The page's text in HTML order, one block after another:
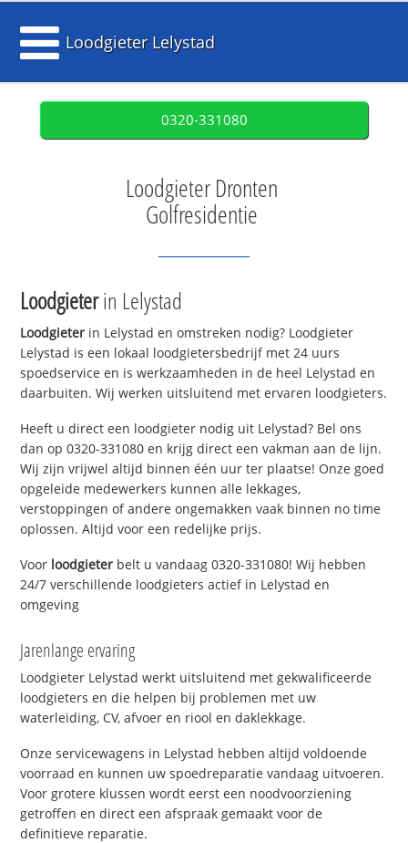
Loodgieter Lelystad
0320-331080
Loodgieter Dronten
Golfresidentie
Loodgieterin Lelystad
Loodgieter in Lelystad en omstreken nodig? Loodgieter
Lelystad is een lokaal loodgietersbedrijf met 24 uurs
spoedservice en is werkzaamheden in de heel Lelystad en
daarbuiten. Wij werken uitsluitend met ervaren loodgieters.
Heeft u direct een loodgieter nodig uit Lelystad? Bel ons
dan op 0320-331080 en krijg direct een vakman aan de lijn.
Wij zijn vrijwel altijd binnen één uur ter plaatse! Onze goed
opgeleide medewerkers kunnen alle lekkages,
verstoppingen of andere ongemakken vaak binnen no time
oplossen. Altijd voor een redelijke prijs.
Voor loodgieter belt u vandaag 0320-331080! Wij hebben
24/7 verschillende loodgieters actief in Lelystad en
omgeving
Jarenlange ervaring
Loodgieter Lelystad werkt uitsluitend met gekwalificeerde
loodgieters en die helpen bij problemen met uw
waterleiding, CV, afvoer en riool en daklekkage.
Onze servicewagens in Lelystad hebben altijd voldoende
voorraad en kunnen uw spoedreparatie vandaag uitvoeren.
Voor grotere klussen wordt eerst een noodvoorziening
getroffen en direct een afspraak gemaakt voor de
definitieve reparatie.